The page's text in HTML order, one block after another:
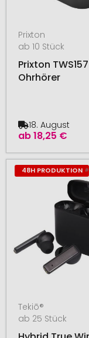
Prixton
ab 10 Stück
Prixton TWS157
Ohrhörer
ab18,25 €
18. August
48H PRODUKTION
Tekiō®
ab 25 Stück